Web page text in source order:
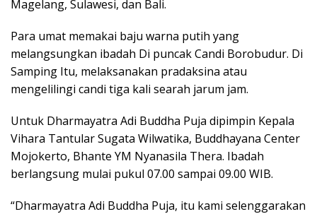
Magelang, Sulawesi, dan Bali.
Para umat memakai baju warna putih yang
melangsungkan ibadah Di puncak Candi Borobudur. Di
Samping Itu, melaksanakan pradaksina atau
mengelilingi candi tiga kali searah jarum jam.
Untuk Dharmayatra Adi Buddha Puja dipimpin Kepala
Vihara Tantular Sugata Wilwatika, Buddhayana Center
Mojokerto, Bhante YM Nyanasila Thera. Ibadah
berlangsung mulai pukul 07.00 sampai 09.00 WIB.
“Dharmayatra Adi Buddha Puja, itu kami selenggarakan